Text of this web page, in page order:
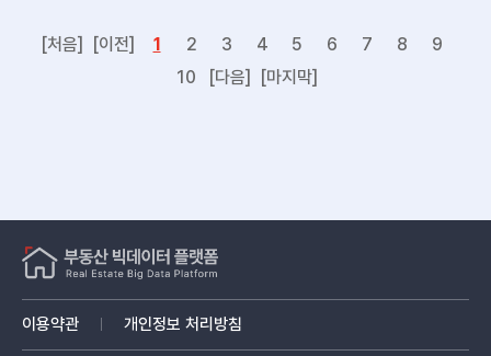
[처음] [이전] 1 2 3 4 5 6 7 8
9
10
[다음] [마지막]
이용약관 개인정보 처리방침